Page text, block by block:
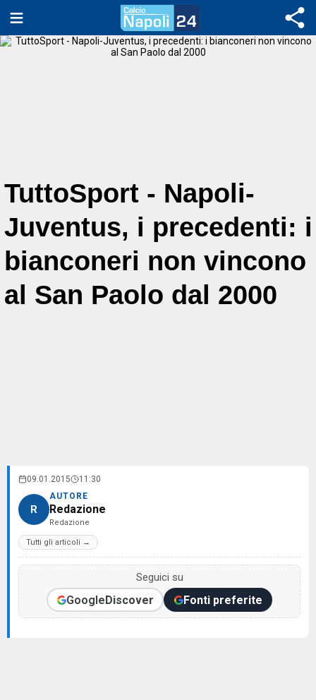
TuttoSport - Napoli-
Juventus, i precedenti: i
bianconeri non vincono
al San Paolo dal 2000
09.01.2015 11:30
R
AUTORE
Redazione
Redazione
Tutti gli articoli →
Seguici su
GoogleDiscover Fonti preferite